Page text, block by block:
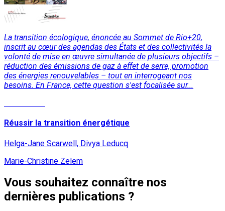
La transition écologique, énoncée au Sommet de Rio+20,
inscrit au cœur des agendas des États et des collectivités la
volonté de mise en œuvre simultanée de plusieurs objectifs –
réduction des émissions de gaz à effet de serre, promotion
des énergies renouvelables – tout en interrogeant nos
besoins. En France, cette question s'est focalisée sur...
Réussir la transition énergétique
Helga-Jane Scarwell, Divya Leducq
Marie-Christine Zelem
Vous souhaitez connaître nos
dernières publications ?